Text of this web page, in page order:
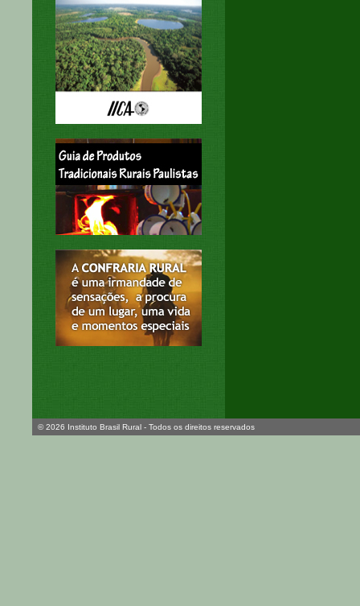
© 2026 Instituto Brasil Rural - Todos os direitos reservados